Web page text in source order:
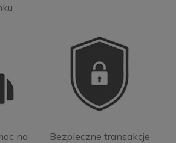
na
Bezpieczne transakcje